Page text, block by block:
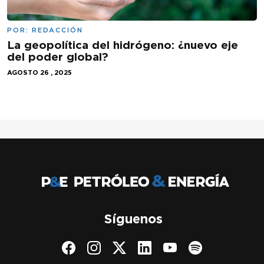
POR: REDACCIÓN
La geopolítica del hidrógeno: ¿nuevo eje
del poder global?
AGOSTO 26 , 2025
Síguenos